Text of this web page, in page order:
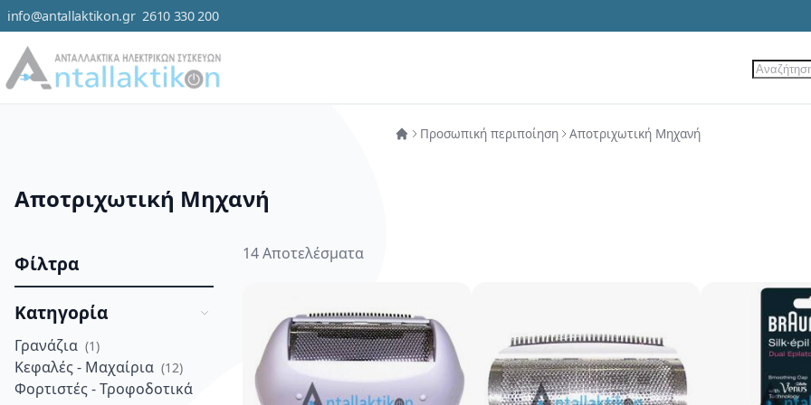
Μετάβαση στο περιεχόμενο
info@antallaktikon.gr 2610 330 200
Προσωπική περιποίηση Αποτριχωτική Μηχανή
Αποτριχωτική Μηχανή
Φίλτρα
Κατηγορία
Γρανάζια 1
στοιχείο
Κεφαλές - Μαχαίρια 12
στοιχεία
Φορτιστές - Τροφοδοτικά
14Αποτελέσματα